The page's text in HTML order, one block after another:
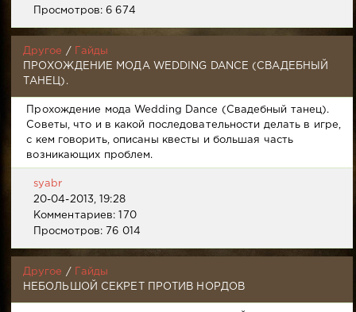
Просмотров: 6 674
Другое /
Гайды
ПРОХОЖДЕНИЕ МОДА WEDDING DANCE (СВАДЕБНЫЙ
ТАНЕЦ).
Прохождение мода Wedding Dance (Свадебный танец).
Советы, что и в какой последовательности делать в игре,
с кем говорить, описаны квесты и большая часть
возникающих проблем.
syabr
20-04-2013, 19:28
Комментариев: 170
Просмотров: 76 014
Другое /
Гайды
НЕБОЛЬШОЙ СЕКРЕТ ПРОТИВ НОРДОВ